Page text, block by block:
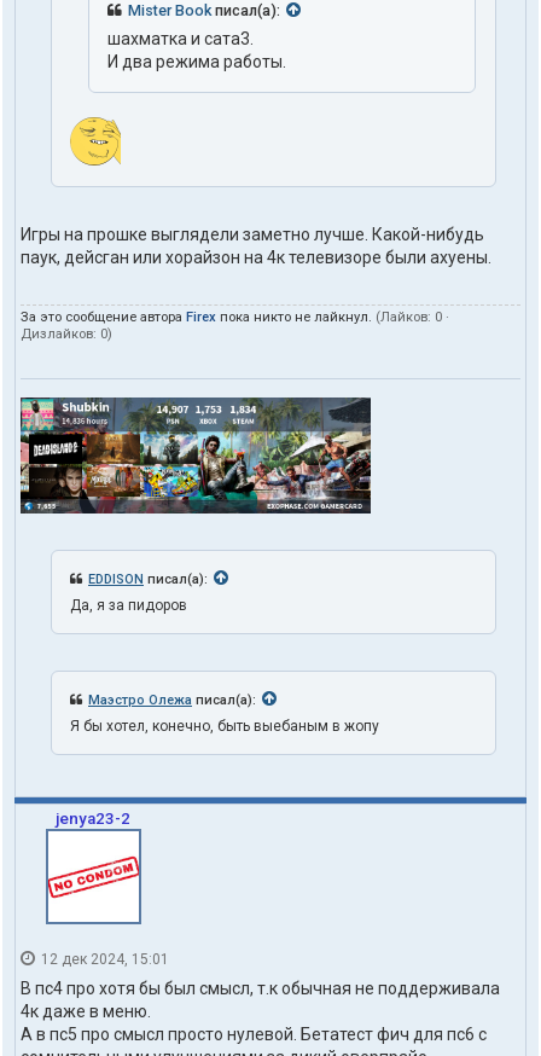
Mister Book писал(а):
шахматка и сата3.
И два режима работы.
Игры на прошке выглядели заметно лучше. Какой-нибудь
паук, дейсган или хорайзон на 4к телевизоре были ахуены.
За это сообщение автора Firex пока никто не лайкнул. (Лайков: 0 ·
Дизлайков: 0)
EDDISON писал(а):
Да, я за пидоров
Маэстро Олежа писал(а):
Я бы хотел, конечно, быть выебаным в жопу
jenya23-2
12 дек 2024, 15:01
В пс4 про хотя бы был смысл, т.к обычная не поддерживала
4к даже в меню.
А в пс5 про смысл просто нулевой. Бетатест фич для пс6 с